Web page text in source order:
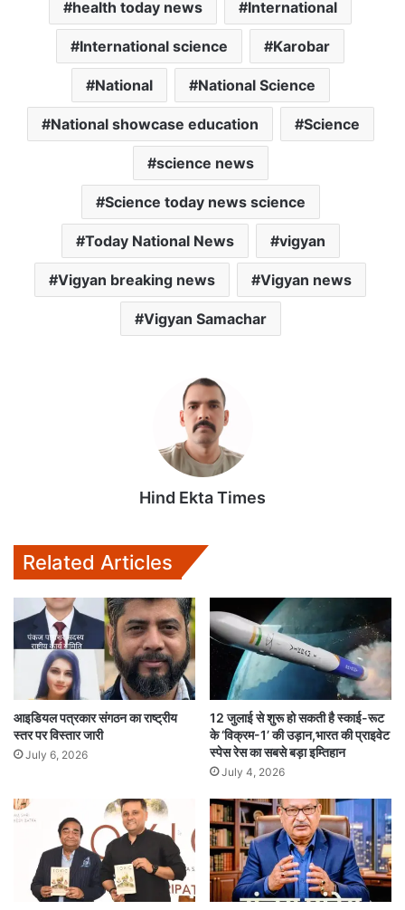
health today news International
International science Karobar
National National Science
National showcase education Science
science news
Science today news science
Today National News vigyan
Vigyan breaking news Vigyan news
Vigyan Samachar
Hind Ekta Times
Related Articles
आइडियल पत्रकार संगठन का राष्ट्रीय
स्तर पर विस्तार जारी
July 6, 2026
12 जुलाई से शुरू हो सकती है स्काई-रूट
के ‘विक्रम-1’ की उड़ान,भारत की प्राइवेट
स्पेस रेस का सबसे बड़ा इम्तिहान
July 4, 2026